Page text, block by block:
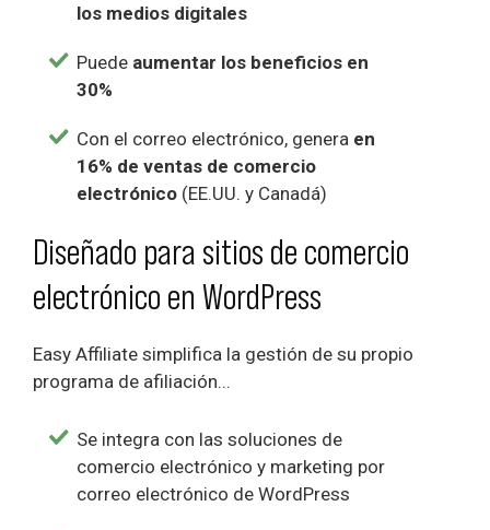
los medios digitales
Puede aumentar los beneficios en
30%
Con el correo electrónico, genera en
16% de ventas de comercio
electrónico (EE.UU. y Canadá)
Diseñado para sitios de comercio
electrónico en WordPress
Easy Affiliate simplifica la gestión de su propio
programa de afiliación...
Se integra con las soluciones de
comercio electrónico y marketing por
correo electrónico de WordPress